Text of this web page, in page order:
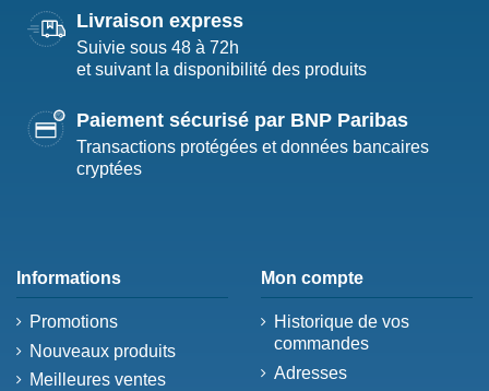
Livraison express
Suivie sous 48 à 72h
et suivant la disponibilité des produits
Paiement sécurisé par BNP Paribas
Transactions protégées et données bancaires
cryptées
Informations
Promotions
Nouveaux produits
Meilleures ventes
Mon compte
Historique de vos
commandes
Adresses